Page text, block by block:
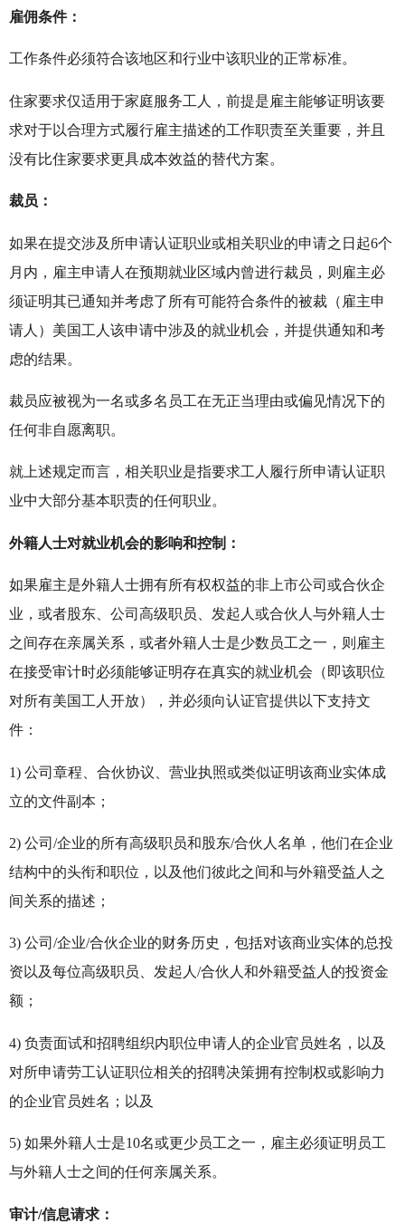
雇佣条件：
工作条件必须符合该地区和行业中该职业的正常标准。
住家要求仅适用于家庭服务工人，前提是雇主能够证明该要
求对于以合理方式履行雇主描述的工作职责至关重要，并且
没有比住家要求更具成本效益的替代方案。
裁员：
如果在提交涉及所申请认证职业或相关职业的申请之日起6个
月内，雇主申请人在预期就业区域内曾进行裁员，则雇主必
须证明其已通知并考虑了所有可能符合条件的被裁（雇主申
请人）美国工人该申请中涉及的就业机会，并提供通知和考
虑的结果。
裁员应被视为一名或多名员工在无正当理由或偏见情况下的
任何非自愿离职。
就上述规定而言，相关职业是指要求工人履行所申请认证职
业中大部分基本职责的任何职业。
外籍人士对就业机会的影响和控制：
如果雇主是外籍人士拥有所有权权益的非上市公司或合伙企
业，或者股东、公司高级职员、发起人或合伙人与外籍人士
之间存在亲属关系，或者外籍人士是少数员工之一，则雇主
在接受审计时必须能够证明存在真实的就业机会（即该职位
对所有美国工人开放），并必须向认证官提供以下支持文
件：
1) 公司章程、合伙协议、营业执照或类似证明该商业实体成
立的文件副本；
2) 公司/企业的所有高级职员和股东/合伙人名单，他们在企业
结构中的头衔和职位，以及他们彼此之间和与外籍受益人之
间关系的描述；
3) 公司/企业/合伙企业的财务历史，包括对该商业实体的总投
资以及每位高级职员、发起人/合伙人和外籍受益人的投资金
额；
4) 负责面试和招聘组织内职位申请人的企业官员姓名，以及
对所申请劳工认证职位相关的招聘决策拥有控制权或影响力
的企业官员姓名；以及
5) 如果外籍人士是10名或更少员工之一，雇主必须证明员工
与外籍人士之间的任何亲属关系。
审计/信息请求：